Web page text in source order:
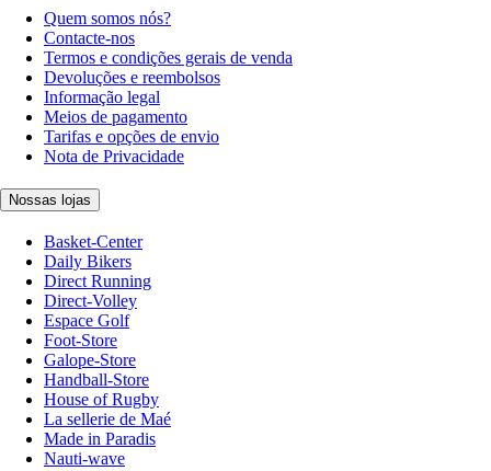
Quem somos nós?
Contacte-nos
Termos e condições gerais de venda
Devoluções e reembolsos
Informação legal
Meios de pagamento
Tarifas e opções de envio
Nota de Privacidade
Nossas lojas
Basket-Center
Daily Bikers
Direct Running
Direct-Volley
Espace Golf
Foot-Store
Galope-Store
Handball-Store
House of Rugby
La sellerie de Maé
Made in Paradis
Nauti-wave